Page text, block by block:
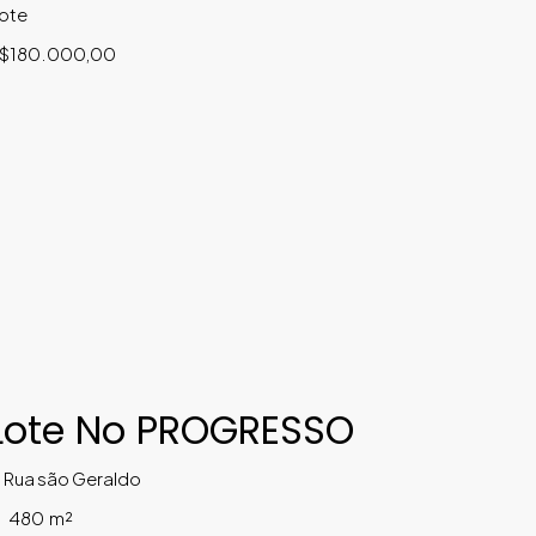
No PROGRESSO
Rua são Geraldo
480 m²